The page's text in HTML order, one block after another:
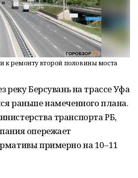
к ремонту второй половины моста
реку Берсувань на трассе Уфа
раньше намеченного плана.
транспорта РБ,
опережает
примерно на 10–11